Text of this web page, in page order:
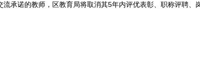
承诺的教师，区教育局将取消其5年内评优表彰、职称评聘、